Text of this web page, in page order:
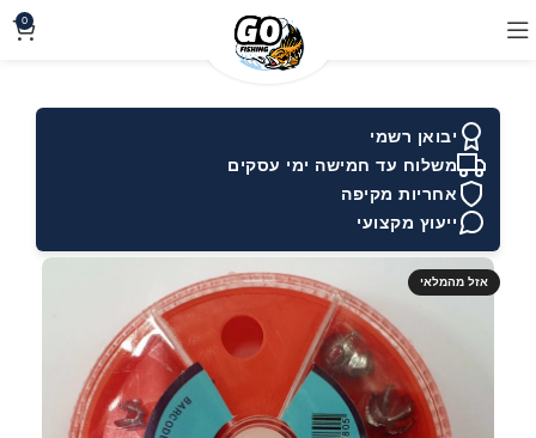
0
יבואן רשמי
משלוח עד חמישה ימי עסקים
אחריות מקיפה
ייעוץ מקצועי
אזל מהמלאי